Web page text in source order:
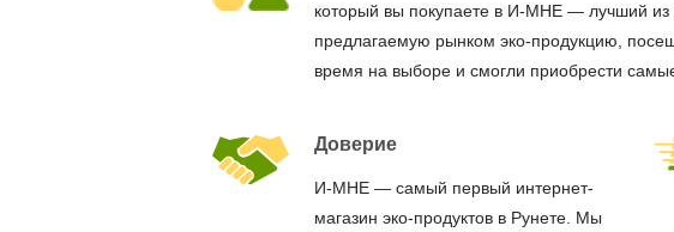
который вы покупаете в И-МНЕ — лучший
предлагаемую рынком эко-продукцию,
время на выборе и смогли приобрести
Доверие
И-МНЕ — самый первый интернет-
магазин эко-продуктов в Рунете. Мы